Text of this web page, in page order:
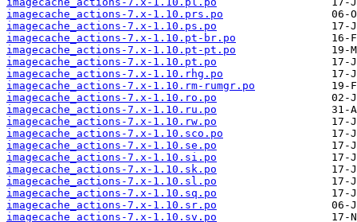
imagecache_actions-7.x-1.10.prs.po
imagecache_actions-7.x-1.10.ps.po
imagecache_actions-7.x-1.10.pt-br.po
imagecache_actions-7.x-1.10.pt-pt.po
imagecache_actions-7.x-1.10.pt.po
imagecache_actions-7.x-1.10.rhg.po
imagecache_actions-7.x-1.10.rm-rumgr.po
imagecache_actions-7.x-1.10.ro.po
imagecache_actions-7.x-1.10.ru.po
imagecache_actions-7.x-1.10.rw.po
imagecache_actions-7.x-1.10.sco.po
imagecache_actions-7.x-1.10.se.po
imagecache_actions-7.x-1.10.si.po
imagecache_actions-7.x-1.10.sk.po
imagecache_actions-7.x-1.10.sl.po
imagecache_actions-7.x-1.10.sq.po
imagecache_actions-7.x-1.10.sr.po
imagecache_actions-7.x-1.10.sv.po